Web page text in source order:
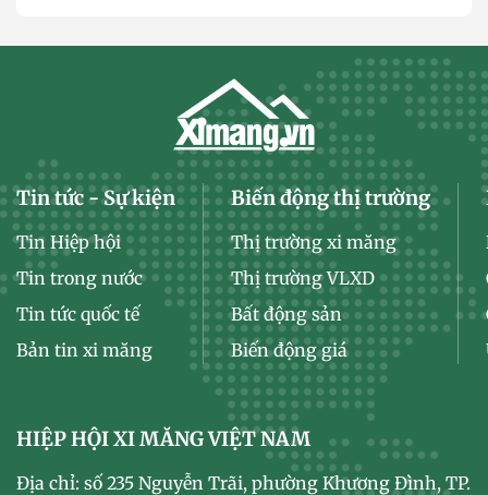
Tin tức - Sự kiện
Tin Hiệp hội
Tin trong nước
Tin tức quốc tế
Bản tin xi măng
Biến động thị trường
Thị trường xi măng
Thị trường VLXD
Bất động sản
Biến động giá
HIỆP HỘI XI MĂNG VIỆT NAM
Địa chỉ: số 235 Nguyễn Trãi, phường Khương Đình, TP.